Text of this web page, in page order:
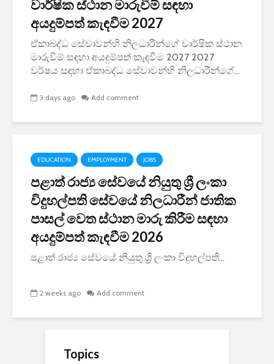
වාර්ෂික ස්ථාන මාරුවීම් සඳහා
අයදුම්පත් කැඳවීම 2027
ඒකාබද්ධ සේවාවන්හි නිලධාරීන්ගේ වාර්ෂික ස්ථාන
මාරුවීම් සඳහා අයදුම්පත් කැඳවීම 2027 2027
වර්ෂය සඳහා ඒකාබද්ධ සේවාවන්හි නිලධාරීන්ගේ...
3 days ago Add comment
EDUCATION EMPLOYMENT JOBS
පළාත් රාජ්‍ය සේවයේ නියුතු ශ්‍රී ලංකා
විදුහල්පති සේවයේ නිලධාරීන් ජාතික
පාසල් වෙත ස්ථාන මාරු කිරීම සඳහා
අයදුම්පත් කැඳවීම 2026
පළාත් රාජ්‍ය සේවයේ නියුතු ශ්‍රී ලංකා විදුහල්පති...
2 weeks ago Add comment
Topics